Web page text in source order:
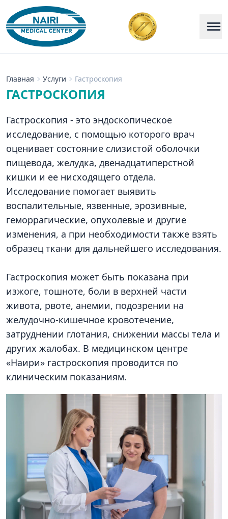
Главная Услуги Гастроскопия
ГАСТРОСКОПИЯ
Гастроскопия - это эндоскопическое
исследование, с помощью которого врач
оценивает состояние слизистой оболочки
пищевода, желудка, двенадцатиперстной
кишки и ее нисходящего отдела.
Исследование помогает выявить
воспалительные, язвенные, эрозивные,
геморрагические, опухолевые и другие
изменения, а при необходимости также взять
образец ткани для дальнейшего исследования.
Гастроскопия может быть показана при
изжоге, тошноте, боли в верхней части
живота, рвоте, анемии, подозрении на
желудочно-кишечное кровотечение,
затруднении глотания, снижении массы тела и
других жалобах. В медицинском центре
«Наири» гастроскопия проводится по
клиническим показаниям.